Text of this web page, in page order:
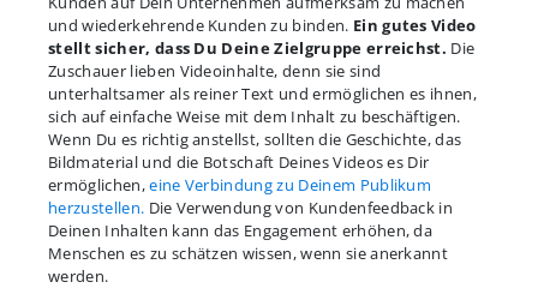
und wiederkehrende Kunden zu binden. Ein gutes Video
stellt sicher, dass Du Deine Zielgruppe erreichst. Die
Zuschauer lieben Videoinhalte, denn sie sind
unterhaltsamer als reiner Text und ermöglichen es ihnen,
sich auf einfache Weise mit dem Inhalt zu beschäftigen.
Wenn Du es richtig anstellst, sollten die Geschichte, das
Bildmaterial und die Botschaft Deines Videos es Dir
ermöglichen,eine Verbindung zu Deinem Publikum
herzustellen. Die Verwendung von Kundenfeedback in
Deinen Inhalten kann das Engagement erhöhen, da
Menschen es zu schätzen wissen, wenn sie anerkannt
werden.